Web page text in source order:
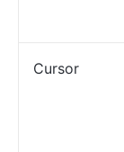
Cursor